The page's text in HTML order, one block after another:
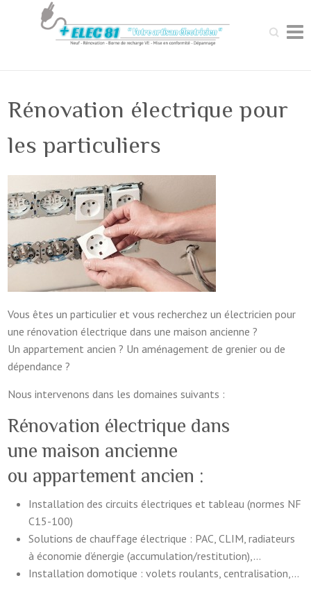
Rénovation électrique pour
les particuliers
Vous êtes un particulier et vous recherchez un électricien pour
une rénovation électrique dans une maison ancienne ?
Un appartement ancien ? Un aménagement de grenier ou de
dépendance ?
Nous intervenons dans les domaines suivants :
Rénovation électrique dans
une maison ancienne
ou appartement ancien :
Installation des circuits électriques et tableau (normes NF
C15-100)
Solutions de chauffage électrique : PAC, CLIM, radiateurs
à économie d’énergie (accumulation/restitution),…
Installation domotique : volets roulants, centralisation,…